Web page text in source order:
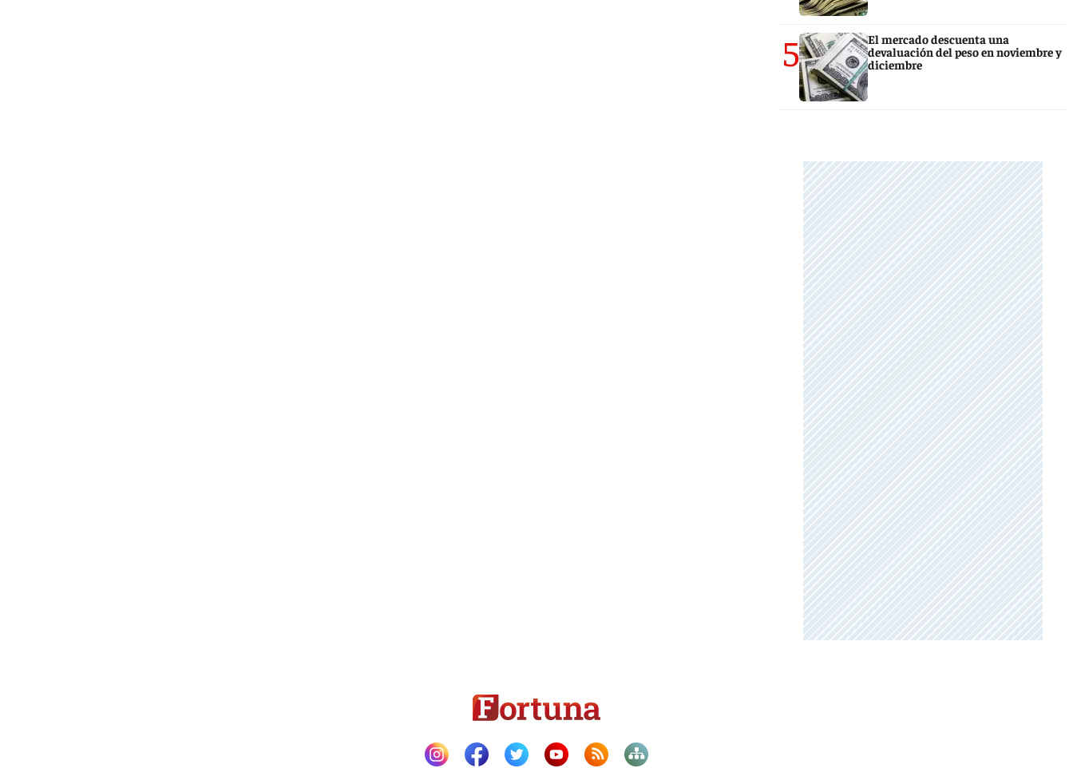
5
El mercado descuenta una
devaluación del peso en noviembre y
diciembre